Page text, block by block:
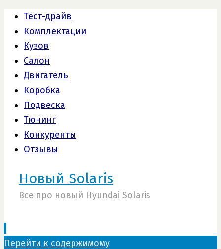
Тест-драйв
Комплектации
Кузов
Салон
Двигатель
Коробка
Подвеска
Тюнинг
Конкуренты
Отзывы
Новый Solaris
Все про новый Hyundai Solaris
Перейти к содержимому